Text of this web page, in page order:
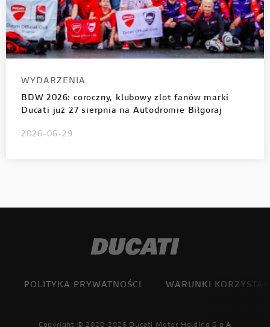
WYDARZENIA
BDW 2026: coroczny, klubowy zlot fanów marki
Ducati już 27 sierpnia na Autodromie Biłgoraj
2026-06-29
POLITYKA PRYWATNOŚCI WARUNKI
Copyright © 2020-2026 Ducati Motor Holding S.p.A